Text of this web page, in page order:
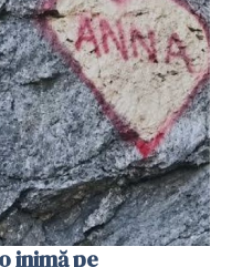
inimă pe